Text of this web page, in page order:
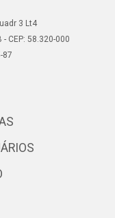
3 Lt4
CEP: 58.320-000
87